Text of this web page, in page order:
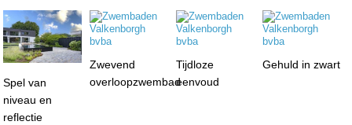
Spel van
niveau en
reflectie
Zwevend
overloopzwembad
Tijdloze
eenvoud
Gehuld in zwart